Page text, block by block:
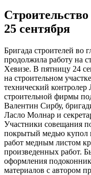
25 сентября
Бригада строителей во
продолжила работу на
Хевизе. В пятницу 24
на строительном
технический
строительной фирмы
Валентин Сирбу,
Ласло Молнар и
Участники совещания
покрытый медью купол
работ медным листом
произведенных работ.
оформления
материалов с автором